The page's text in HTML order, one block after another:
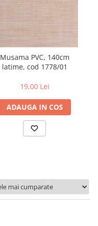
Musama PVC, 140cm
latime, cod 1778/01
19,00 Lei
ADAUGA IN COS